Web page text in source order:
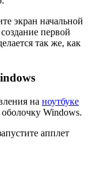
экран начальной
первой
так же, как
на ноутбуке
Windows.
апплет